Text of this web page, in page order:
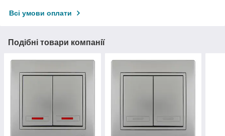
Всі умови оплати
Подібні товари компанії